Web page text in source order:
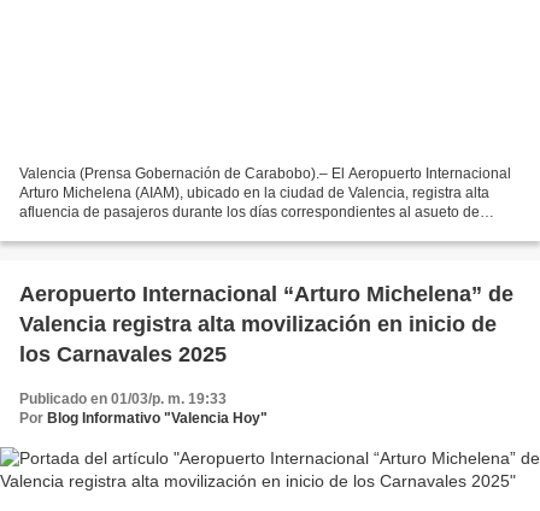
Valencia (Prensa Gobernación de Carabobo).– El Aeropuerto Internacional
Arturo Michelena (AIAM), ubicado en la ciudad de Valencia, registra alta
afluencia de pasajeros durante los días correspondientes al asueto de
Aeropuerto Internacional “Arturo Michelena” de
Valencia registra alta movilización en inicio de
los Carnavales 2025
Publicado en 01/03/p. m. 19:33
Por Blog Informativo "Valencia Hoy"